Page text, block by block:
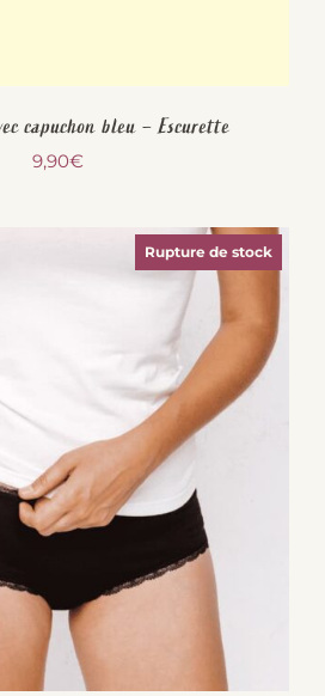
capuchon bleu – Escurette
9,90€
Rupture de stock